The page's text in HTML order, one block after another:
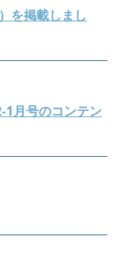
を掲載しまし
月号のコンテン